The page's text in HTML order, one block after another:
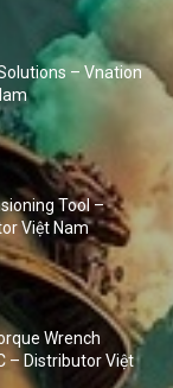
– Vnation
Tool –
Việt Nam
Wrench
– Distributor Việt